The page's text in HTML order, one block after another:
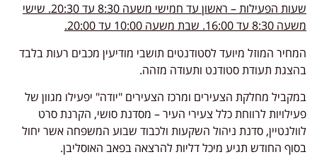
שעות הפעילות – ראשון עד חמישי משעה 8:30 עד 20:30. שישי
משעה 8:30 עד 16:00. שבת משעה 10:00 עד 20:00.
המחיר המוזל מיועד לסטודנטים תושבי מודיעין מכבים רעות בלבד
בהצגת תעודת סטודנט ותעודה מזהה.
במקביל מחלקת הצעירים ומרכז הצעירים "יודה" יפעילו מגוון של
פעילויות לרווחת כלל צעירי העיר – מסדנת סושי, הקרנת סרט
לוולנטיין, סדנת ניהול השקעות ולכבוד שבוע המשפחה אשר יחול
בסוף החודש תגיע מיכל דליות להרצאה בפאב האוסליבן.